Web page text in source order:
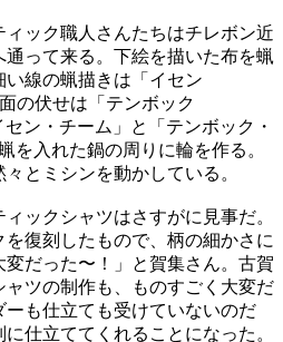
ック職人さんたちはチレボン近
って来る。下絵を描いた布を蝋
線の蝋描きは「イセン
の伏せは「テンボック
セン・チーム」と「テンボック・
を入れた鍋の周りに輪を作る。
とミシンを動かしている。
ックシャツはさすがに見事だ。
復刻したもので、柄の細かさに
だった〜！」と賀集さん。古賀
ツの制作も、ものすごく大変だ
も仕立ても受けていないのだ
仕立ててくれることになった。